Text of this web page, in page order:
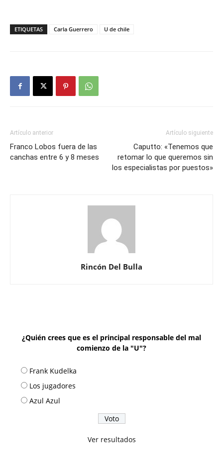
ETIQUETAS Carla Guerrero U de chile
Artículo anterior
Franco Lobos fuera de las
canchas entre 6 y 8 meses
Artículo siguiente
Caputto: «Tenemos que
retomar lo que queremos sin
los especialistas por puestos»
Rincón Del Bulla
¿Quién crees que es el principal responsable del mal
comienzo de la "U"?
Frank Kudelka
Los jugadores
Azul Azul
Ver resultados